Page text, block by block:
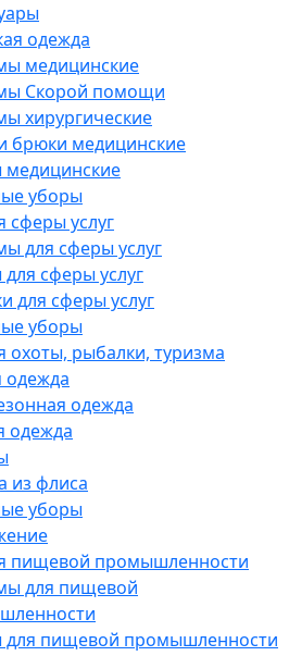
одежда
медицинские
Скорой помощи
хирургические
брюки медицинские
медицинские
уборы
сферы услуг
для сферы услуг
для сферы услуг
для сферы услуг
уборы
охоты, рыбалки, туризма
одежда
одежда
одежда
из флиса
уборы
пищевой промышленности
для пищевой
для пищевой промышленности